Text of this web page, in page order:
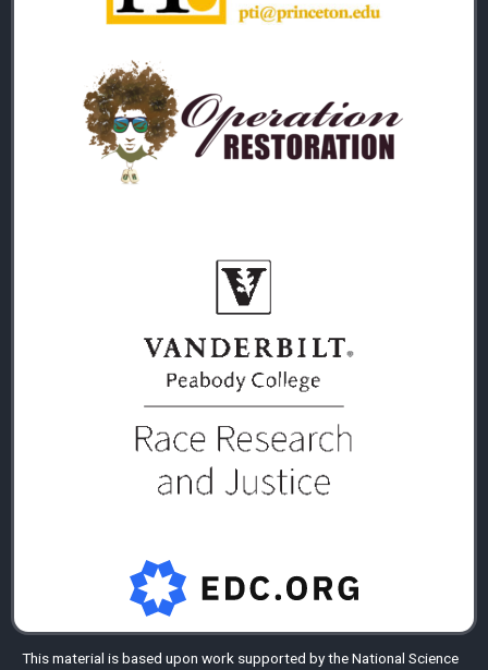
This material is based upon work supported by theNational Science